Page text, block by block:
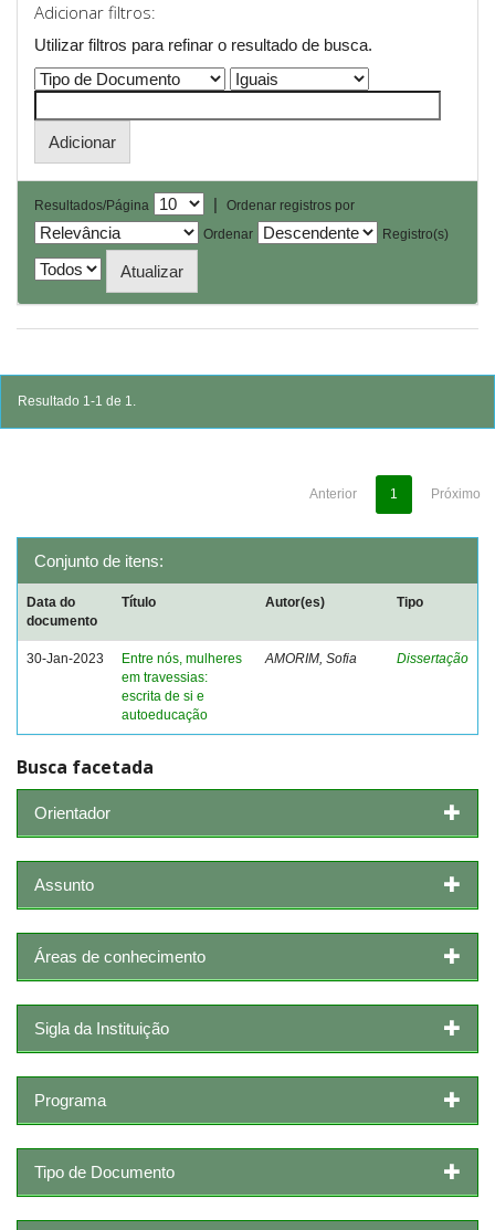
Adicionar filtros:
Utilizar filtros para refinar o resultado de busca.
Resultados/Página |
Ordenar registros por
Ordenar
Registro(s)
Resultado 1-1 de 1.
Anterior 1 Próximo
Conjunto de itens:
Data do
documento
Título Autor(es) Tipo
30-Jan-2023
Entre nós, mulheres
em travessias:
escrita de si e
autoeducação
AMORIM, Sofia Dissertação
Busca facetada
Orientador
Assunto
Áreas de conhecimento
Sigla da Instituição
Programa
Tipo de Documento